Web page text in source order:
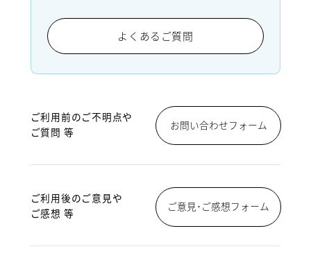
よくあるご質問
ご利用前のご不明点や
ご質問 等
お問い合わせフォーム
ご利用後のご意見や
ご感想 等
ご意見･ご感想フォーム